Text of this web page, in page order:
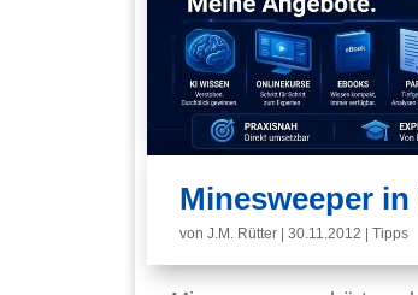
Minesweeper
von J.M. Rütter 30.11.2012 Tipps